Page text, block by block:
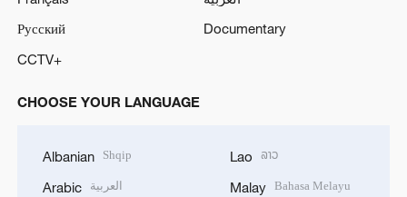
Русский
Documentary
CCTV+
CHOOSE YOUR LANGUAGE
Albanian Shqip
Arabic العربية
Lao ລາວ
Malay Bahasa Melayu